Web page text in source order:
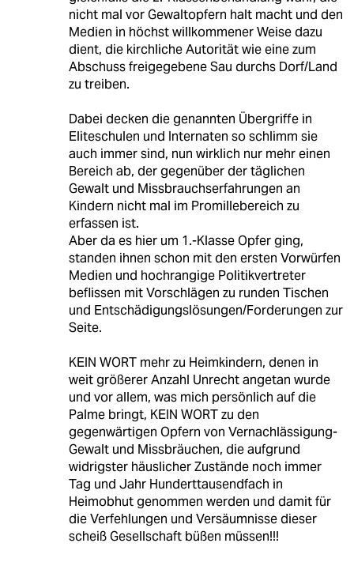
nicht mal vor Gewaltopfern halt macht und den
Medien in höchst willkommener Weise dazu
dient, die kirchliche Autorität wie eine zum
Abschuss freigegebene Sau durchs Dorf/Land
zu treiben.
Dabei decken die genannten Übergriffe in
Eliteschulen und Internaten so schlimm sie
auch immer sind, nun wirklich nur mehr einen
Bereich ab, der gegenüber der täglichen
Gewalt und Missbrauchserfahrungen an
Kindern nicht mal im Promillebereich zu
erfassen ist.
Aber da es hier um 1.-Klasse Opfer ging,
standen ihnen schon mit den ersten Vorwürfen
Medien und hochrangige Politikvertreter
beflissen mit Vorschlägen zu runden Tischen
und Entschädigungslösungen/Forderungen zur
Seite.
KEIN WORT mehr zu Heimkindern, denen in
weit größerer Anzahl Unrecht angetan wurde
und vor allem, was mich persönlich auf die
Palme bringt, KEIN WORT zu den
gegenwärtigen Opfern von Vernachlässigung-
Gewalt und Missbräuchen, die aufgrund
widrigster häuslicher Zustände noch immer
Tag und Jahr Hunderttausendfach in
Heimobhut genommen werden und damit für
die Verfehlungen und Versäumnisse dieser
scheiß Gesellschaft büßen müssen!!!